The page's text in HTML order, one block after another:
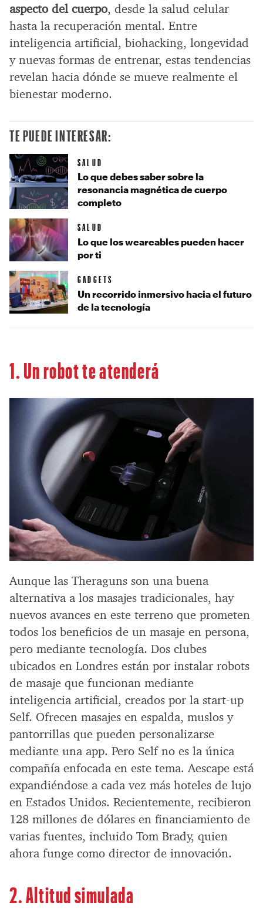
aspecto del cuerpo, desde la salud celular
hasta la recuperación mental. Entre
inteligencia artificial, biohacking, longevidad
y nuevas formas de entrenar, estas tendencias
revelan hacia dónde se mueve realmente el
bienestar moderno.
1. Un robot te atenderá
Aunque las Theraguns son una buena
alternativa a los masajes tradicionales, hay
nuevos avances en este terreno que prometen
todos los beneficios de un masaje en persona,
pero mediante tecnología. Dos clubes
ubicados en Londres están por instalar robots
de masaje que funcionan mediante
inteligencia artificial, creados por la start-up
Self. Ofrecen masajes en espalda, muslos y
pantorrillas que pueden personalizarse
mediante una app. Pero Self no es la única
compañía enfocada en este tema. Aescape está
expandiéndose a cada vez más hoteles de lujo
en Estados Unidos. Recientemente, recibieron
128 millones de dólares en financiamiento de
varias fuentes, incluido Tom Brady, quien
ahora funge como director de innovación.
2. Altitud simulada
TE PUEDE INTERESAR:
SALUD
Lo que debes saber sobre la
resonancia magnética de cuerpo
completo
SALUD
Lo que los weareables pueden hacer
por ti
GADGETS
Un recorrido inmersivo hacia el futuro
de la tecnología